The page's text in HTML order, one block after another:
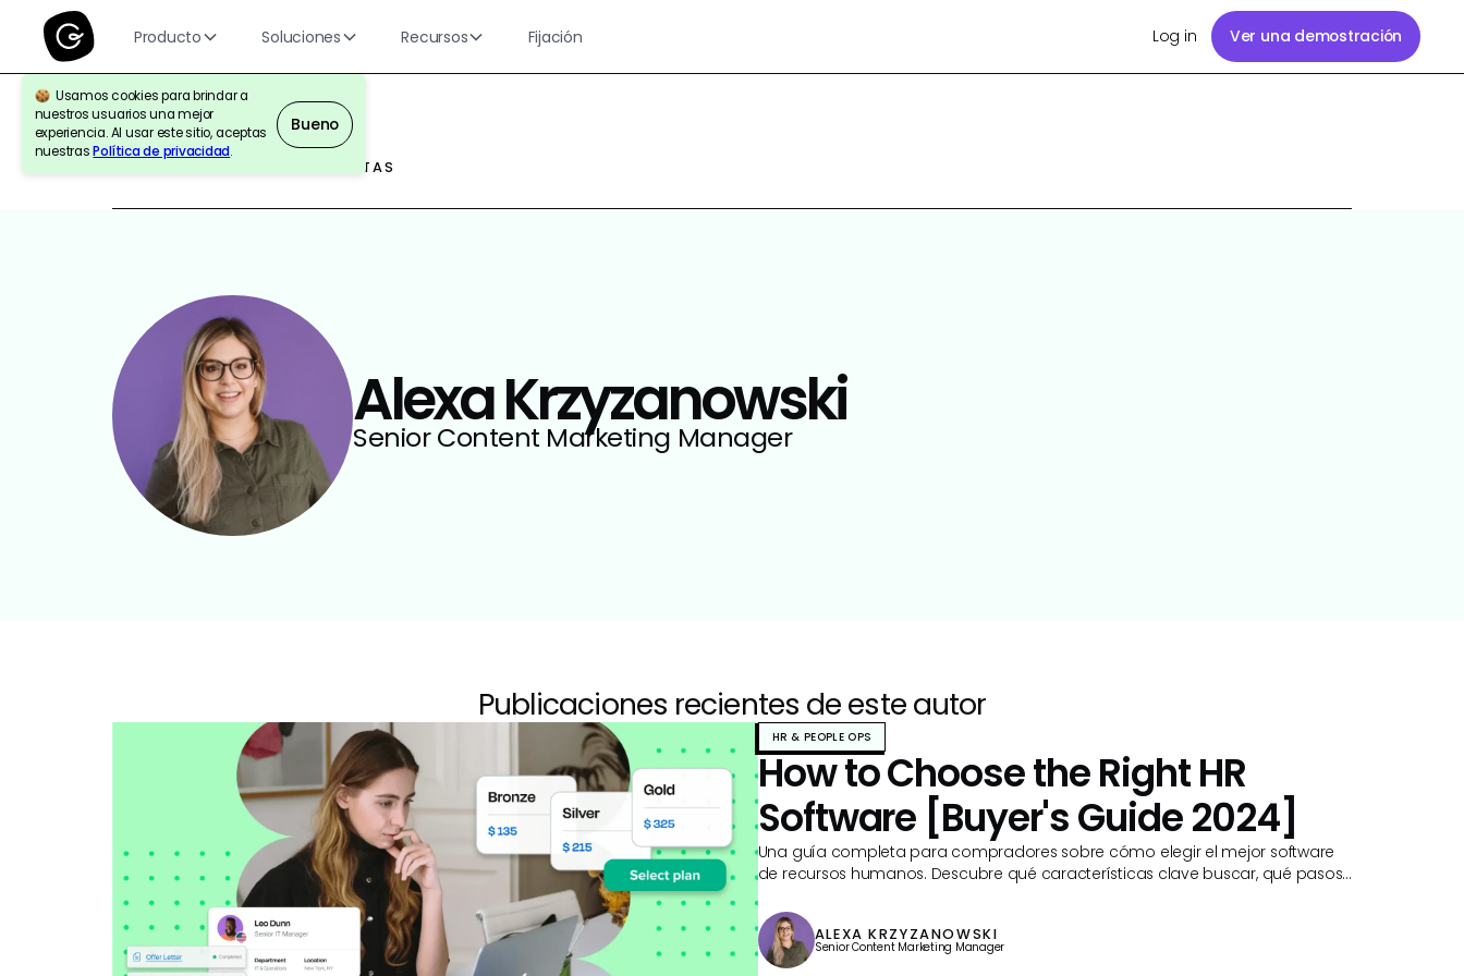
Producto Soluciones Recursos Fijación Log in Ver una demostración
Usamos cookies para brindar a
nuestros usuarios una mejor
experiencia. Al usar este sitio, aceptas
nuestrasPolítica de privacidad.
Bueno
BLOG DEL GURÚ | EN LAS CARTAS
Alexa Krzyzanowski
Senior Content Marketing Manager
Publicaciones recientes de este autor
HR & PEOPLE OPS
How to Choose the Right HR
Software [Buyer's Guide 2024]
Una guía completa para compradores sobre cómo elegir el mejor software
de recursos humanos. Descubre qué características clave buscar, qué pasos
seguir y mucho más.
ALEXA KRZYZANOWSKI
Senior Content Marketing Manager